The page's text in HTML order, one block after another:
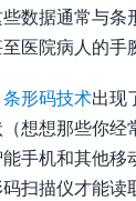
数据通常与条
医院病人的手
条形码技术出现
想想那些你经
手机和其他移
扫描仪才能读